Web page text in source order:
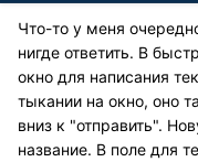
Что-то у меня
нигде ответить. В
окно для написания
тыкании на окно, оно
вниз к "отправить".
название. В поле для